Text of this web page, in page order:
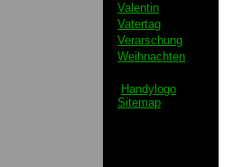
Valentin
Vatertag
Verarschung
Weihnachten
Handylogo
Sitemap